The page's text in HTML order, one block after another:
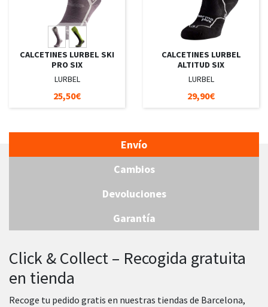
CALCETINES LURBEL SKI
PRO SIX
LURBEL
25,50€
CALCETINES LURBEL
ALTITUD SIX
LURBEL
29,90€
Envío
Cambios
Devoluciones
Garantía
Click & Collect – Recogida gratuita
en tienda
Recoge tu pedido gratis en nuestras tiendas de Barcelona,